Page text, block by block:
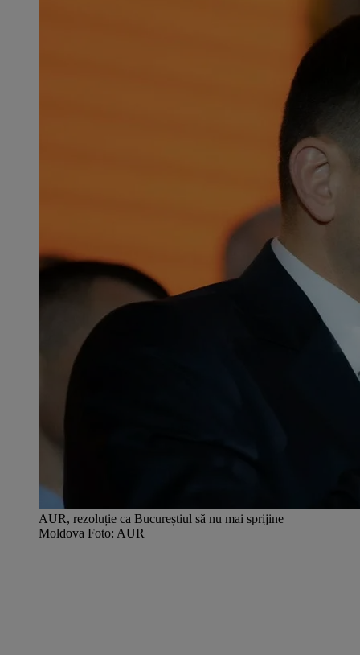
AUR, rezoluție ca Bucureștiul să nu mai sprijine
Moldova Foto: AUR